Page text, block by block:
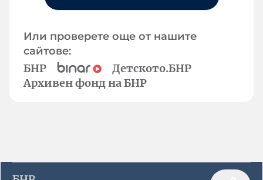
Или проверете още от нашите
сайтове:
БНР
Детското.БНР
Архивен фонд на БНР